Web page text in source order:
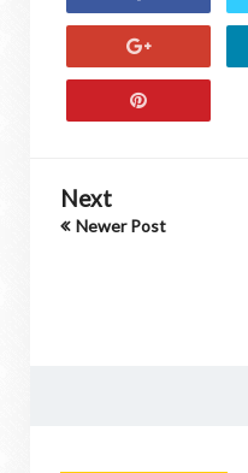
Next
Newer Post